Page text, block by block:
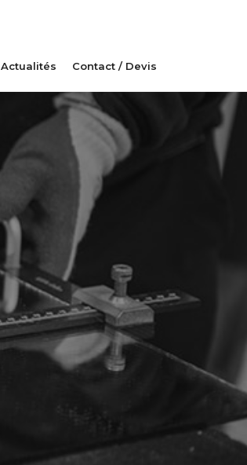
Actualités Contact / Devis